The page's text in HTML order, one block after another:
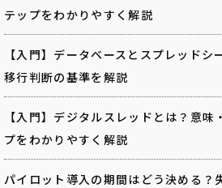
テップをわかりやすく解説
【入門】データベースとスプレッドシ
移行判断の基準を解説
【入門】デジタルスレッドとは？意
プをわかりやすく解説
パイロット導入の期間はどう決める？